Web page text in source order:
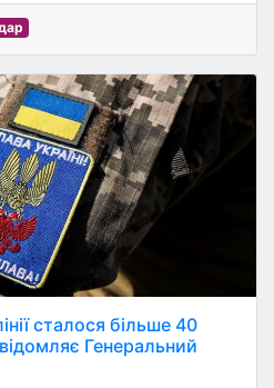
сталося більше 40
Генеральний